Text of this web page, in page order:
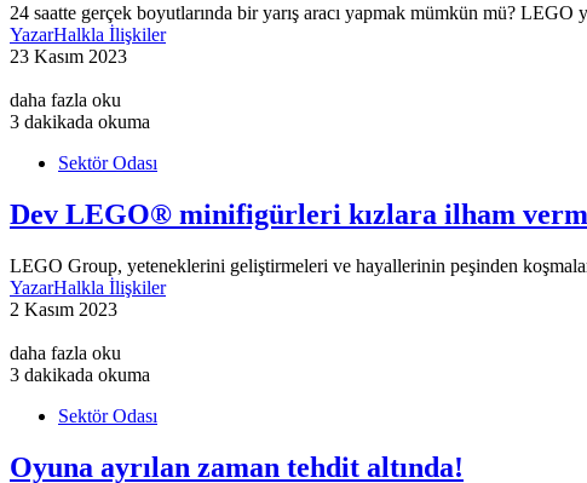
24 saatte gerçek boyutlarında bir yarış aracı yapmak mümkün mü?
YazarHalkla İlişkiler
23 Kasım 2023
daha fazla oku
3 dakikada okuma
Sektör Odası
Dev LEGO® minifigürleri kızlara ilham
LEGO Group, yeteneklerini geliştirmeleri ve hayallerinin peşinden
YazarHalkla İlişkiler
2 Kasım 2023
daha fazla oku
3 dakikada okuma
Sektör Odası
Oyuna ayrılan zaman tehdit altında!